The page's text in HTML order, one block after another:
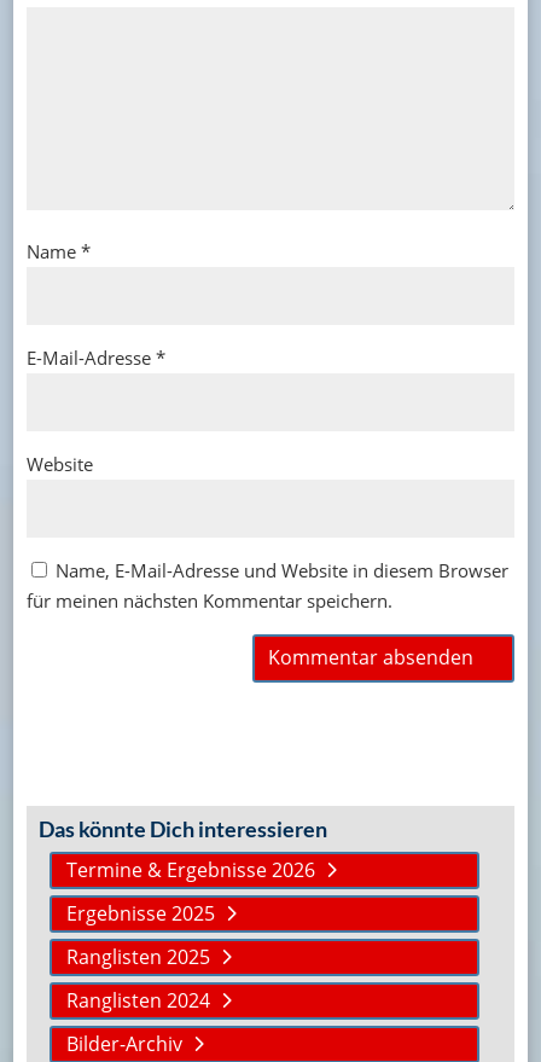
Name *
E-Mail-Adresse *
Website
Name, E-Mail-Adresse und Website in diesem Browser
für meinen nächsten Kommentar speichern.
Das könnte Dich interessieren
Termine & Ergebnisse 2026
Ergebnisse 2025
Ranglisten 2025
Ranglisten 2024
Bilder-Archiv